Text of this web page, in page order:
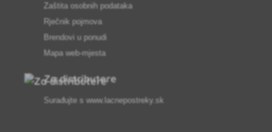
Zaštita osobnih podataka
Rječnik pojmova
Brendovi u ponudi
Mapa web-mjesta
Za distributere
Surađujte s www.lacnepostreky.sk